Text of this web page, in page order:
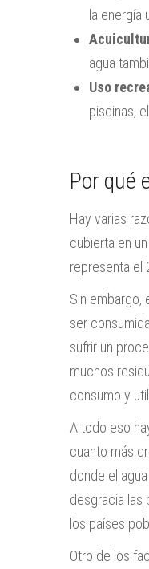
la energía
agua
Uso
piscinas,
Por qué
Hay varias
cubierta en
representa el
Sin embargo,
ser
sufrir un
muchos
consumo y
A todo eso
cuanto más
donde el
desgracia las
los países
Otro de los